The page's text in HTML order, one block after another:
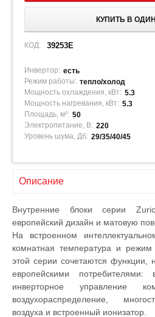
КУПИТЬ В
КОД: 39253E
Инвертор: есть
Режим работы: тепло/холод
Мощность охлаждения, кВт: 5.3
Мощность нагревания, кВт: 5.3
Площадь, м²: 50
Электропитание, В: 220
Уровень шума, Дб: 29/35/40/45
Описание
Внутренние блоки серии
европейский дизайн и матовую
На встроенном
комнатная температура и
этой серии сочетаются функции,
европейскими потребителями:
инверторное управление
воздухораспределение,
воздуха и встроенный ионизатор.